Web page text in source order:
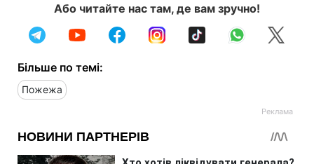
Або читайте нас там, де вам зручно!
Більше по темі:
Пожежа